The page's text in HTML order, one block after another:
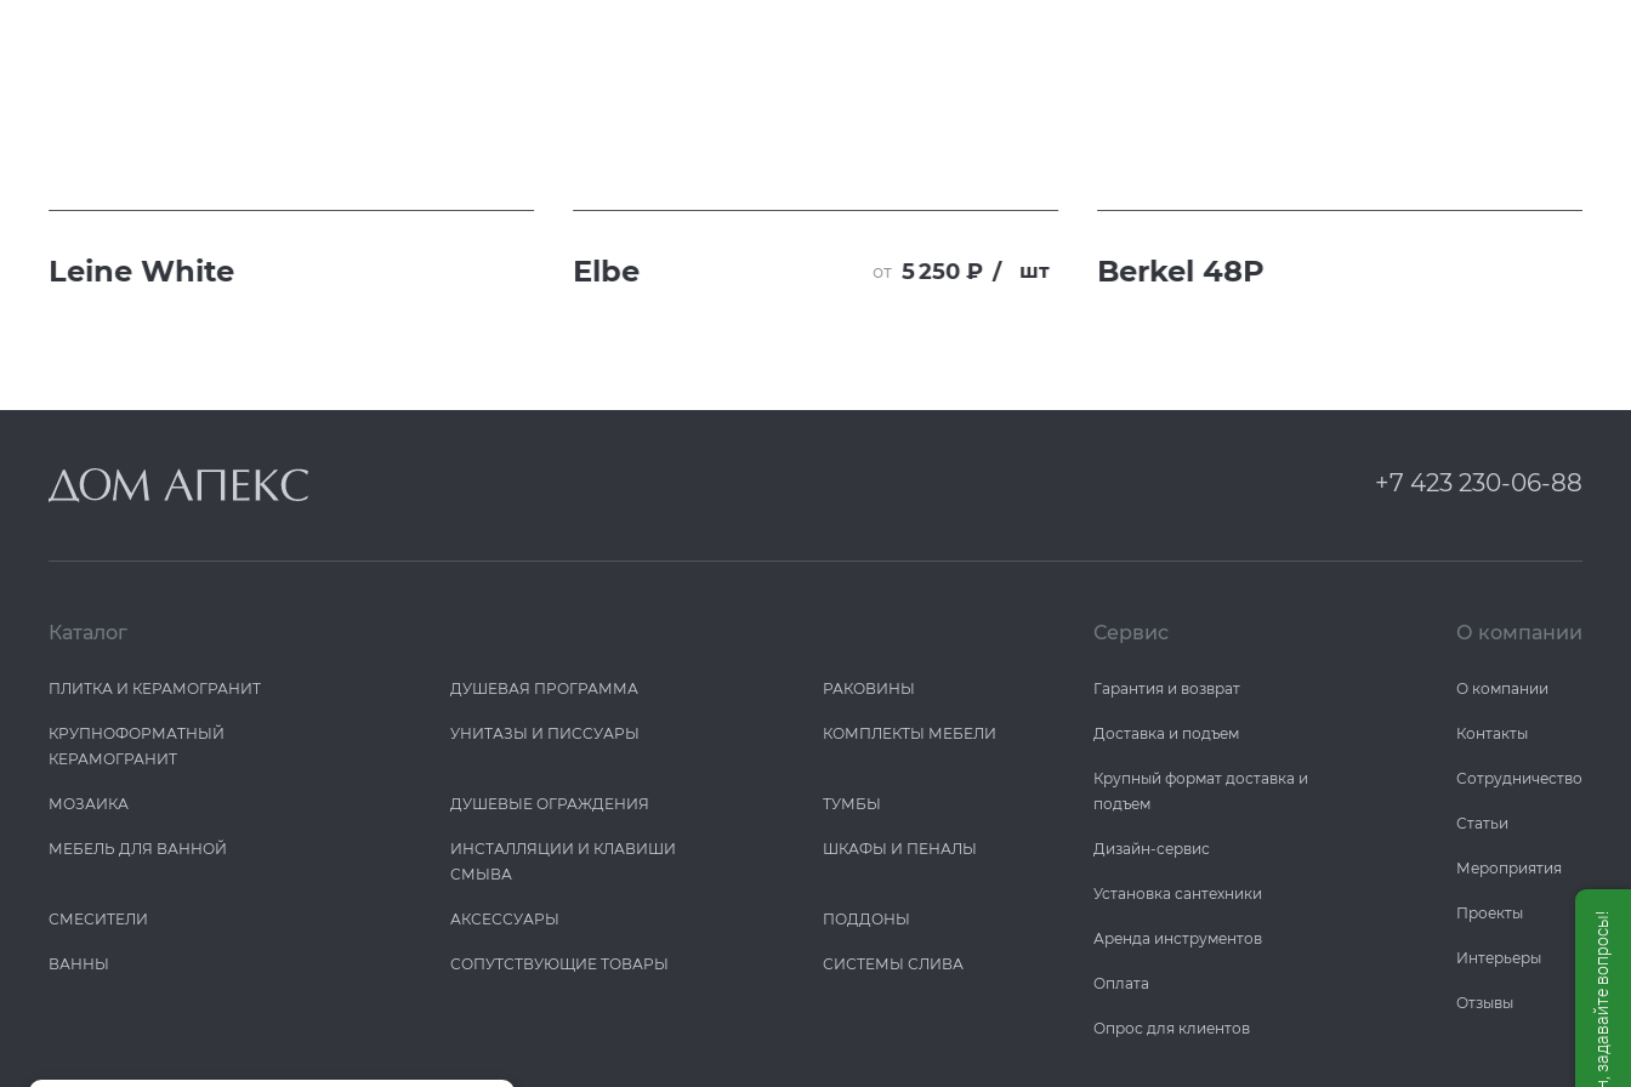
Leine White Elbe от 5 250 ₽ / шт Berkel 48P
+7 423 230-06-88
Каталог
ПЛИТКА И КЕРАМОГРАНИТ
КРУПНОФОРМАТНЫЙ
КЕРАМОГРАНИТ
МОЗАИКА
МЕБЕЛЬ ДЛЯ ВАННОЙ
СМЕСИТЕЛИ
ВАННЫ
ДУШЕВАЯ ПРОГРАММА
УНИТАЗЫ И ПИCCУАРЫ
ДУШЕВЫЕ ОГРАЖДЕНИЯ
ИНСТАЛЛЯЦИИ И КЛАВИШИ
СМЫВА
АКСЕССУАРЫ
СОПУТСТВУЮЩИЕ ТОВАРЫ
РАКОВИНЫ
КОМПЛЕКТЫ МЕБЕЛИ
ТУМБЫ
ШКАФЫ И ПЕНАЛЫ
ПОДДОНЫ
СИСТЕМЫ СЛИВА
Сервис
Гарантия и возврат
Доставка и подъем
Крупный формат доставка и
подъем
Дизайн-сервис
Установка сантехники
Аренда инструментов
Оплата
Опрос для клиентов
О компании
О компании
Контакты
Сотрудничество
Статьи
Мероприятия
Проекты
Интерьеры
Отзывы